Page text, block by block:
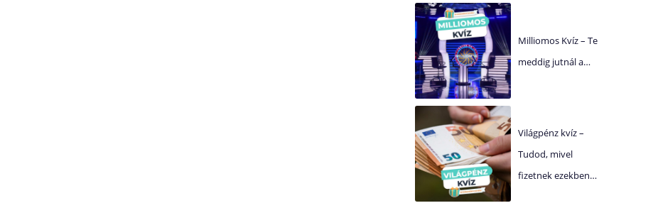
Milliomos Kvíz – Te
meddig jutnál a…
Világpénz kvíz –
Tudod, mivel
fizetnek ezekben…